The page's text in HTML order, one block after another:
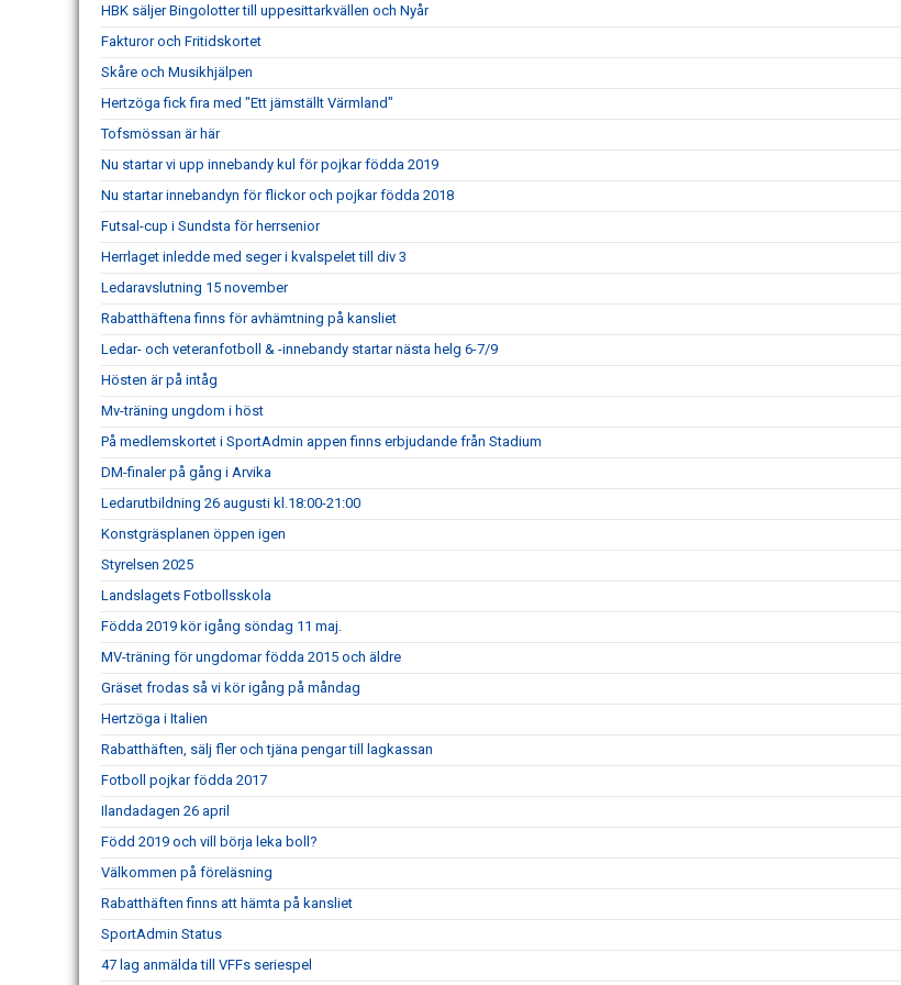
HBK säljer Bingolotter till uppesittarkvällen och Nyår
Fakturor och Fritidskortet
Skåre och Musikhjälpen
Hertzöga fick fira med "Ett jämställt Värmland"
Tofsmössan är här
Nu startar vi upp innebandy kul för pojkar födda 2019
Nu startar innebandyn för flickor och pojkar födda 2018
Futsal-cup i Sundsta för herrsenior
Herrlaget inledde med seger i kvalspelet till div 3
Ledaravslutning 15 november
Rabatthäftena finns för avhämtning på kansliet
Ledar- och veteranfotboll & -innebandy startar nästa helg 6-7/9
Hösten är på intåg
Mv-träning ungdom i höst
På medlemskortet i SportAdmin appen finns erbjudande från Stadium
DM-finaler på gång i Arvika
Ledarutbildning 26 augusti kl.18:00-21:00
Konstgräsplanen öppen igen
Styrelsen 2025
Landslagets Fotbollsskola
Födda 2019 kör igång söndag 11 maj.
MV-träning för ungdomar födda 2015 och äldre
Gräset frodas så vi kör igång på måndag
Hertzöga i Italien
Rabatthäften, sälj fler och tjäna pengar till lagkassan
Fotboll pojkar födda 2017
Ilandadagen 26 april
Född 2019 och vill börja leka boll?
Välkommen på föreläsning
Rabatthäften finns att hämta på kansliet
SportAdmin Status
47 lag anmälda till VFFs seriespel